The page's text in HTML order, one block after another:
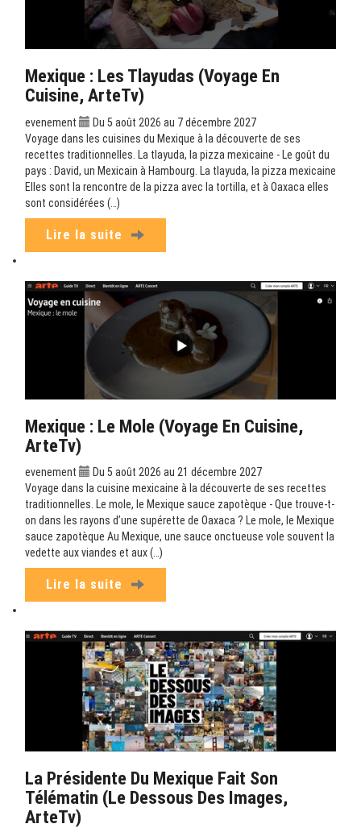
Mexique : Les Tlayudas (Voyage En
Cuisine, ArteTv)
evenement
Du 5 août 2026 au 7 décembre 2027
Voyage dans les cuisines du Mexique à la découverte de ses
recettes traditionnelles. La tlayuda, la pizza mexicaine - Le goût du
pays : David, un Mexicain à Hambourg. La tlayuda, la pizza mexicaine
Elles sont la rencontre de la pizza avec la tortilla, et à Oaxaca elles
sont considérées (…)
Lire la suite
Mexique : Le Mole (Voyage En Cuisine,
ArteTv)
evenement
Du 5 août 2026 au 21 décembre 2027
Voyage dans la cuisine mexicaine à la découverte de ses recettes
traditionnelles. Le mole, le Mexique sauce zapotèque - Que trouve-t-
on dans les rayons d’une supérette de Oaxaca ? Le mole, le Mexique
sauce zapotèque Au Mexique, une sauce onctueuse vole souvent la
vedette aux viandes et aux (…)
Lire la suite
La Présidente Du Mexique Fait Son
Télématin (Le Dessous Des Images,
ArteTv)